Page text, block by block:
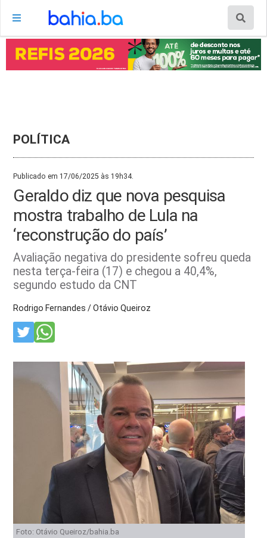
POLÍTICA
Publicado em 17/06/2025 às 19h34.
Geraldo diz que nova pesquisa
mostra trabalho de Lula na
‘reconstrução do país’
Avaliação negativa do presidente sofreu queda
nesta terça-feira (17) e chegou a 40,4%,
segundo estudo da CNT
Rodrigo Fernandes / Otávio Queiroz
Foto: Otávio Queiroz/bahia.ba